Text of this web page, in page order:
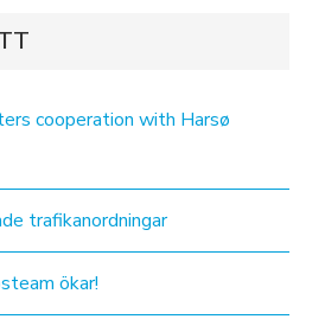
cooperation with Harsø
trafikanordningar
ökar!